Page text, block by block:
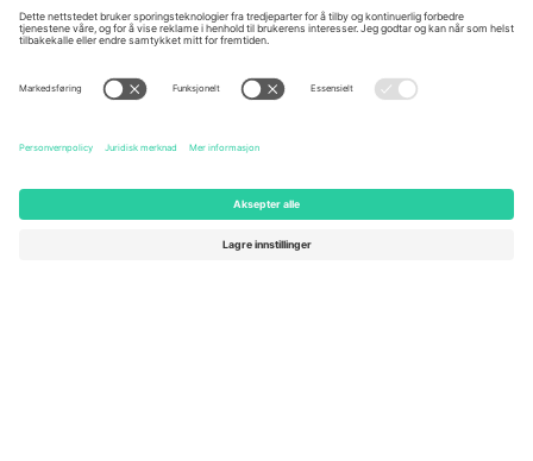
Germany
Unter den Linden 24, 10117
Berlin, Germany
United Kingdom
London, EC1V 1AW, United
Kingdom
United States
131 Continental Dr, Suite 305,
Newark, Delaware 19713, United
Dorfstrasse 52a, 6390
Engelberg, Switzerland